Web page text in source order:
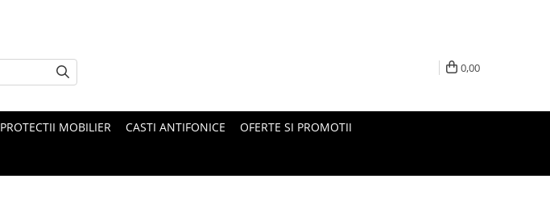
0,00
PROTECTII MOBILIER CASTI ANTIFONICE OFERTE SI PROMOTII